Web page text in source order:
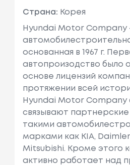
Страна: Корея
Hyundai Motor Company
основанная в 1967 г.
автопроизодство было
основе лицензий
протяжении всей
Hyundai Motor Company
связывают
такими
марками как KIA,
Mitsubishi. Кроме этого
активно работает над